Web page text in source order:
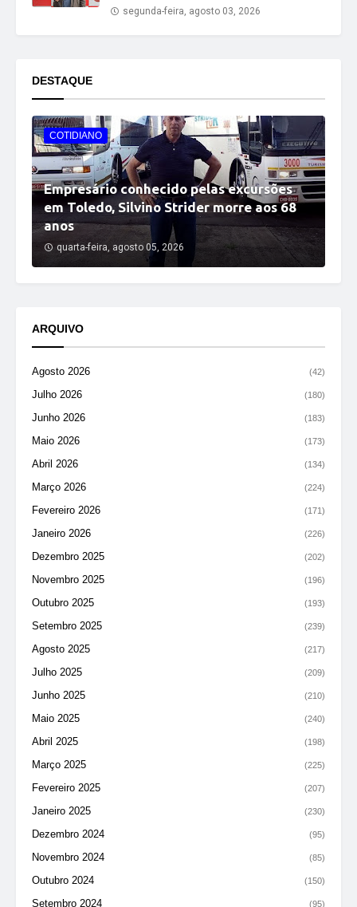
segunda-feira, agosto 03, 2026
DESTAQUE
COTIDIANO
Empresário conhecido pelas excursões
em Toledo, Silvino Strider morre aos 68
anos
quarta-feira, agosto 05, 2026
ARQUIVO
Agosto 2026 (42)
Julho 2026 (180)
Junho 2026 (183)
Maio 2026 (173)
Abril 2026 (134)
Março 2026 (224)
Fevereiro 2026 (171)
Janeiro 2026 (226)
Dezembro 2025 (202)
Novembro 2025 (196)
Outubro 2025 (193)
Setembro 2025 (239)
Agosto 2025 (217)
Julho 2025 (209)
Junho 2025 (210)
Maio 2025 (240)
Abril 2025 (198)
Março 2025 (225)
Fevereiro 2025 (207)
Janeiro 2025 (230)
Dezembro 2024 (95)
Novembro 2024 (85)
Outubro 2024 (150)
Setembro 2024 (95)